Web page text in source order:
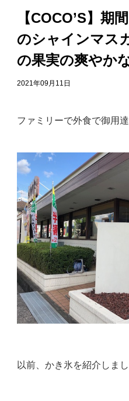
【COCO’S】期
のシャインマス
の果実の爽やか
2021年09月11日
ファミリーで外食で御用
以前、かき氷を紹介しま